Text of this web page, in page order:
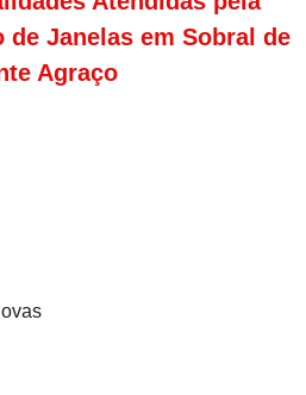
de Janelas em Sobral de
Agraço